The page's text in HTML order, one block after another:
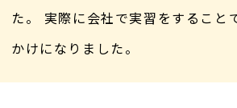
た。 実際に会社で実習をすること
かけになりました。